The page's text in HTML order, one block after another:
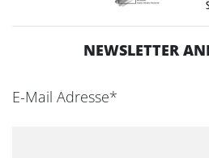
NEWSLETTER
E-Mail Adresse*